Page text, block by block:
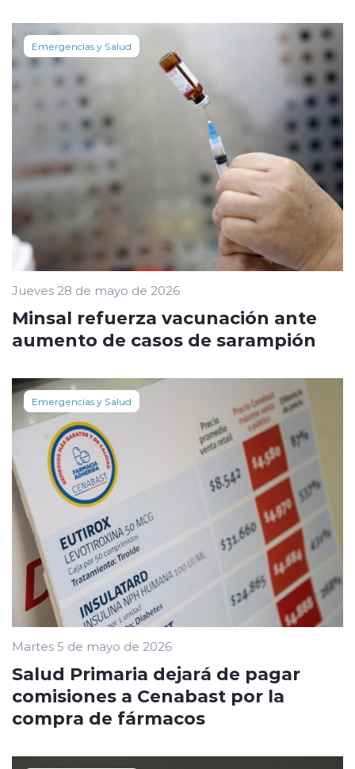
Emergencias y Salud
Jueves 28 de mayo de 2026
Minsal refuerza vacunación ante
aumento de casos de sarampión
Emergencias y Salud
Martes 5 de mayo de 2026
Salud Primaria dejará de pagar
comisiones a Cenabast por la
compra de fármacos